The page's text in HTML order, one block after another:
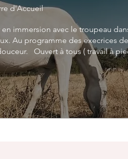
d'Accueil
immersion avec le troupeau
Au programme des execrices
Ouvert à tous ( travail à